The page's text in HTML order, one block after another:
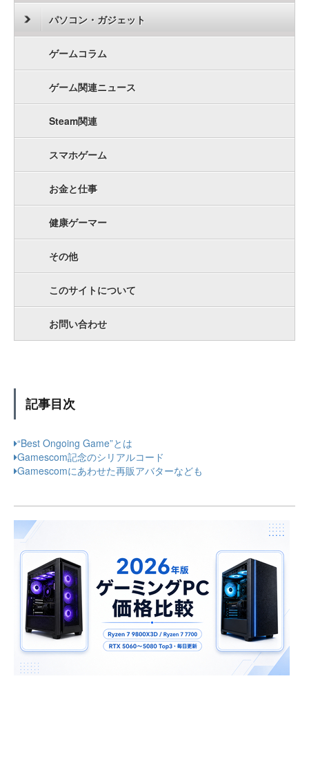
パソコン・ガジェット
ゲームコラム
ゲーム関連ニュース
Steam関連
スマホゲーム
お金と仕事
健康ゲーマー
その他
このサイトについて
お問い合わせ
記事目次
“Best Ongoing Game”とは
Gamescom記念のシリアルコード
Gamescomにあわせた再販アバターなども